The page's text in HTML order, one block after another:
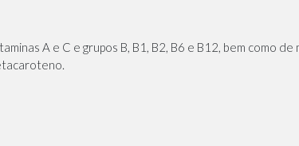
A e C e grupos B, B1, B2, B6 e B12, bem como